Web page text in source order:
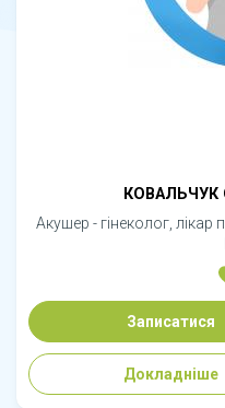
КОВАЛЬЧУК
Акушер - гінеколог, лікар
Записатися
Докладніше